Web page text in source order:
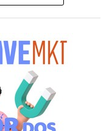
do resultado
16 de setembro para
e brindes no
G1 do shopping.
para a cidade e
evento de forma tão
essa